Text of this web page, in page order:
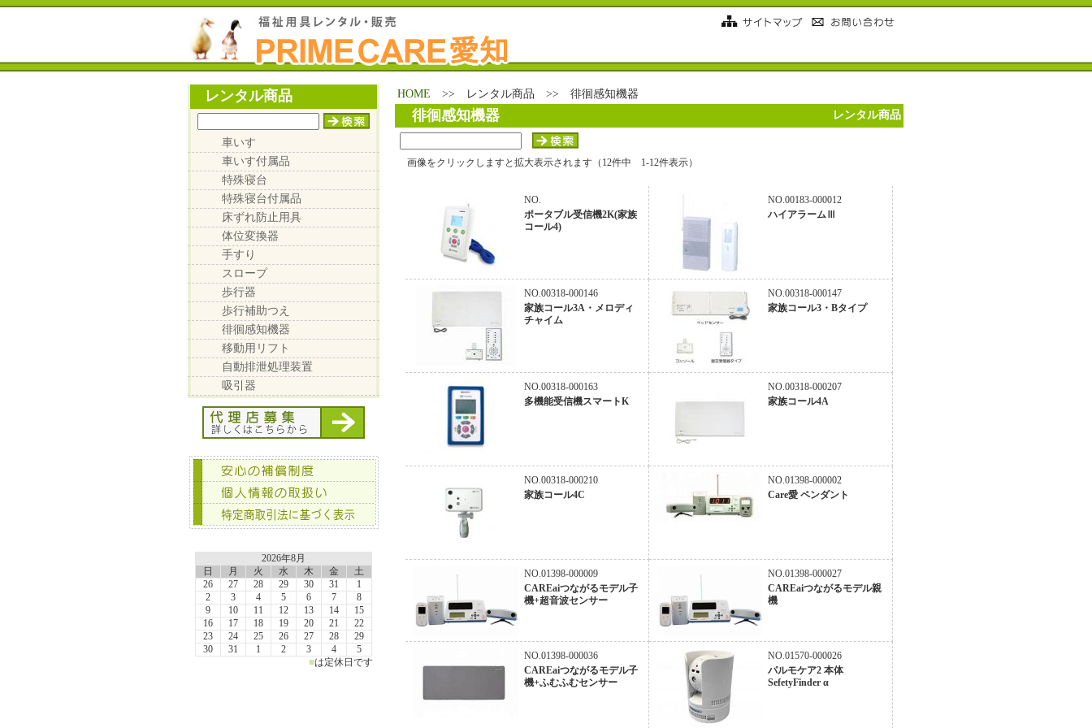
レンタル商品
車いす
車いす付属品
特殊寝台
特殊寝台付属品
床ずれ防止用具
体位変換器
手すり
スロープ
歩行器
歩行補助つえ
徘徊感知機器
移動用リフト
自動排泄処理装置
吸引器
2026年8月
日
月 火 水 木 金
土
26
27 28 29 30 31
1
2
3 4 5 6 7
8
9
10 11 12 13 14
15
16
17 18 19 20 21
22
23
24 25 26 27 28
29
30
31 1 2 3 4
5
■は定休日です
HOME >> レンタル商品 >> 徘徊感知機器
徘徊感知機器 レンタル商品
画像をクリックしますと拡大表示されます（12件中 1-12件表示）
NO.
ポータブル受信機2K(家族
コール4)
NO.00183-000012
ハイアラームⅢ
NO.00318-000146
家族コール3A・メロディ
チャイム
NO.00318-000147
家族コール3・Bタイプ
NO.00318-000163
多機能受信機スマートK
NO.00318-000207
家族コール4A
NO.00318-000210
家族コール4C
NO.01398-000002
Care愛 ペンダント
NO.01398-000009
CAREaiつながるモデル子
機+超音波センサー
NO.01398-000027
CAREaiつながるモデル親
機
NO.01398-000036
CAREaiつながるモデル子
機+ふむふむセンサー
NO.01570-000026
パルモケア2 本体
SefetyFinder α